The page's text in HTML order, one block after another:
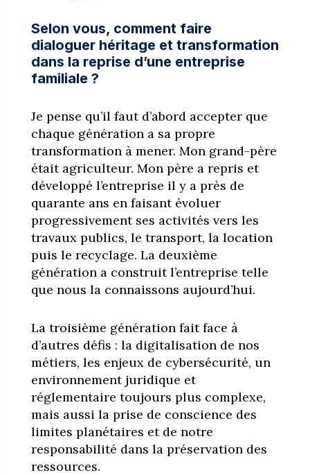
Selon vous, comment faire
dialoguer héritage et transformation
dans la reprise d’une entreprise
familiale ?
Je pense qu’il faut d’abord accepter que
chaque génération a sa propre
transformation à mener. Mon grand-père
était agriculteur. Mon père a repris et
développé l’entreprise il y a près de
quarante ans en faisant évoluer
progressivement ses activités vers les
travaux publics, le transport, la location
puis le recyclage. La deuxième
génération a construit l’entreprise telle
que nous la connaissons aujourd’hui.
La troisième génération fait face à
d’autres défis : la digitalisation de nos
métiers, les enjeux de cybersécurité, un
environnement juridique et
réglementaire toujours plus complexe,
mais aussi la prise de conscience des
limites planétaires et de notre
responsabilité dans la préservation des
ressources.